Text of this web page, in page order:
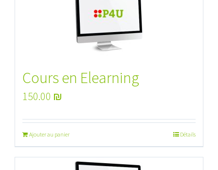
Cours en Elearning
150.00 ₪
Ajouter au panier Détails